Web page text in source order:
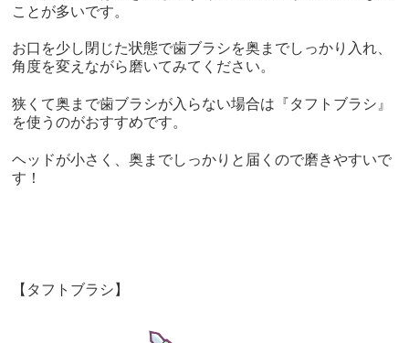
ことが多いです。
お口を少し閉じた状態で歯ブラシを奥までしっかり入れ、
角度を変えながら磨いてみてください。
狭くて奥まで歯ブラシが入らない場合は『タフトブラシ』
を使うのがおすすめです。
ヘッドが小さく、奥までしっかりと届くので磨きやすいで
す！
【タフトブラシ】